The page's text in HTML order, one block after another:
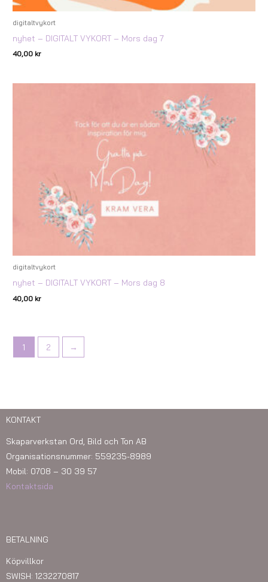
digitaltvykort
nyhet – DIGITALT VYKORT – Mors dag 7
40,00 kr
digitaltvykort
nyhet – DIGITALT VYKORT – Mors dag 8
40,00 kr
1 2 →
KONTAKT
Skaparverkstan Ord, Bild och Ton AB
Organisationsnummer: 559235-8989
Mobil: 0708 – 30 39 57
Kontaktsida
BETALNING
Köpvillkor
SWISH: 1232270817